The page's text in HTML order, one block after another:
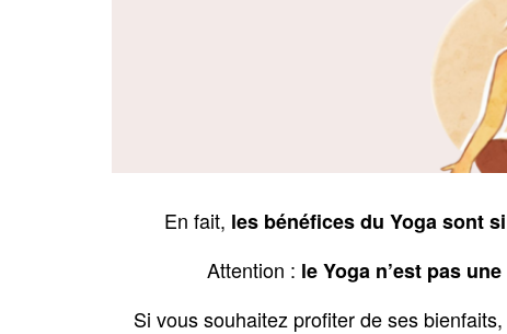
En fait, les bénéfices du Yoga sont
Attention : le Yoga n’est pas
Si vous souhaitez profiter de ses